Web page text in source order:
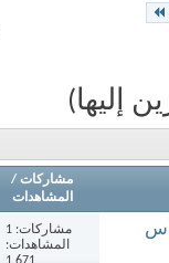
إليها)
مشاركات/
المشاهدات
مشاركات: 1
المشاهدات: